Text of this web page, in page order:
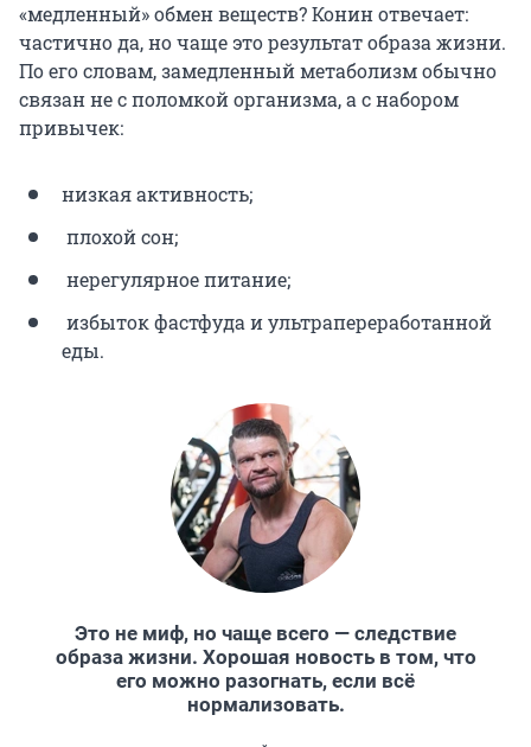
«медленный» обмен веществ? Конин отвечает:
частично да, но чаще это результат образа жизни.
По его словам, замедленный метаболизм обычно
связан не с поломкой организма, а с набором
привычек:
низкая активность;
плохой сон;
нерегулярное питание;
избыток фастфуда и ультрапереработанной
еды.
Это не миф, но чаще всего — следствие
образа жизни. Хорошая новость в том, что
его можно разогнать, если всё
нормализовать.